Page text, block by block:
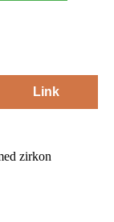
Link
zirkon